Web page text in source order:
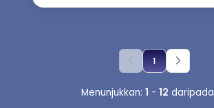
1
Menunjukkan: 1 - 12 daripada